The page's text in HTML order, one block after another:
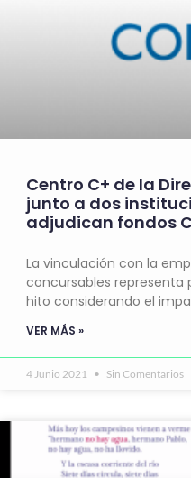
Centro C+ de la
junto a dos
adjudican fondos
La vinculación con la
concursables representa
hito considerando el
VER MÁS »
4 Junio 2021 Sin Comentarios